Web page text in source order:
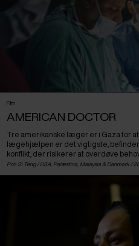
Film
AMERICAN DOCTOR
Tre amerikanske læger er i Gaza for
lægehjælpen er det vigtigste,
konflikt, der risikerer at overdøve
Poh Si Teng / USA Palæstina Malaysia & Danmark /